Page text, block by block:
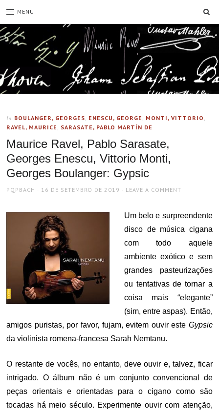
MENU
In BOULANGER, GEORGES, ENESCU, GEORGE , MONTI, VITTORIO ,
RAVEL, MAURICE , SARASATE, PABLO MARTÍN DE
Maurice Ravel, Pablo Sarasate,
Georges Enescu, Vittorio Monti,
Georges Boulanger: Gypsic
AUTHOR
PQPBACH
POSTED
16 DE SETEMBRO DE 2019 LEAVE A COMMENT
Um belo e surpreendente
disco de música cigana
com todo aquele
ambiente exótico e sem
grandes pasteurizações
ou tentativas de tornar a
coisa mais “elegante”
(sim, entre aspas). Então,
amigos puristas, por favor, fujam, evitem ouvir este Gypsic
da violinista romena-francesa Sarah Nemtanu.
O restante de vocês, no entanto, deve ouvir e, talvez, ficar
intrigado. O álbum não é um conjunto convencional de
peças orientais e orientadas para o cigano como são
tocadas há meio século. Experimente ouvir com atenção,